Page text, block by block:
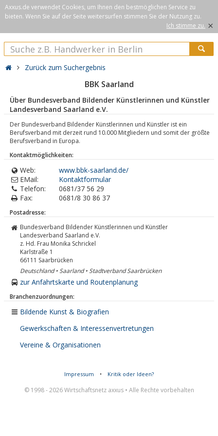
Axxus.de verwendet Cookies, um Ihnen den bestmöglichen Service zu
bieten. Wenn Sie auf der Seite weitersurfen stimmen Sie der Nutzung zu.
Ich stimme zu. ×
Zurück zum Suchergebnis
BBK Saarland
Über Bundesverband Bildender Künstlerinnen und Künstler
Landesverband Saarland e.V.
Der Bundesverband Bildender Künstlerinnen und Künstler ist ein
Berufsverband mit derzeit rund 10.000 Mitgliedern und somit der größte
Berufsverband in Europa.
Kontaktmöglichkeiten:
Web:
www.bbk-saarland.de/
EMail:
Kontaktformular
Telefon:
0681/37 56 29
Fax:
0681/8 30 86 37
Postadresse:
Bundesverband Bildender Künstlerinnen und Künstler
Landesverband Saarland e.V.
z. Hd. Frau Monika Schrickel
Karlstraße 1
66111 Saarbrücken
Deutschland • Saarland • Stadtverband Saarbrücken
zur Anfahrtskarte und Routenplanung
Branchenzuordnungen:
Bildende Kunst & Biografien
Gewerkschaften & Interessenvertretungen
Vereine & Organisationen
Impressum • Kritik oder Ideen?
© 1998 - 2026 Wirtschaftsnetz axxus • Alle Rechte vorbehalten